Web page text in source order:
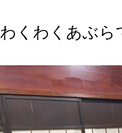
わくわくあぶら